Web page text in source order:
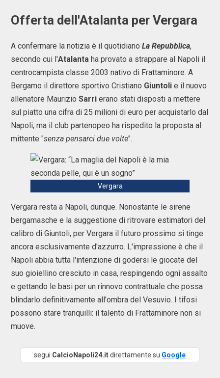
Offerta dell'Atalanta per Vergara
A confermare la notizia è il quotidiano La Repubblica,
secondo cui l'Atalanta ha provato a strappare al Napoli il
centrocampista classe 2003 nativo di Frattaminore. A
Bergamo il direttore sportivo Cristiano Giuntoli e il nuovo
allenatore Maurizio Sarri erano stati disposti a mettere
sul piatto una cifra di 25 milioni di euro per acquistarlo dal
Napoli, ma il club partenopeo ha rispedito la proposta al
mittente "senza pensarci due volte".
Vergara
Vergara resta a Napoli, dunque. Nonostante le sirene
bergamasche e la suggestione di ritrovare estimatori del
calibro di Giuntoli, per Vergara il futuro prossimo si tinge
ancora esclusivamente d'azzurro. L'impressione è che il
Napoli abbia tutta l'intenzione di godersi le giocate del
suo gioiellino cresciuto in casa, respingendo ogni assalto
e gettando le basi per un rinnovo contrattuale che possa
blindarlo definitivamente all'ombra del Vesuvio. I tifosi
possono stare tranquilli: il talento di Frattaminore non si
muove.
segui CalcioNapoli24.itdirettamente su Google